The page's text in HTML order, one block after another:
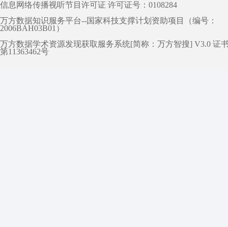
信息网络传播视听节目许可证 许可证号：0108284
万方数据知识服务平台--国家科技支撑计划资助项目（编号：
2006BAH03B01）
万方数据学术资源发现获取服务系统[简称：万方智搜] V3.0 证
第11363462号